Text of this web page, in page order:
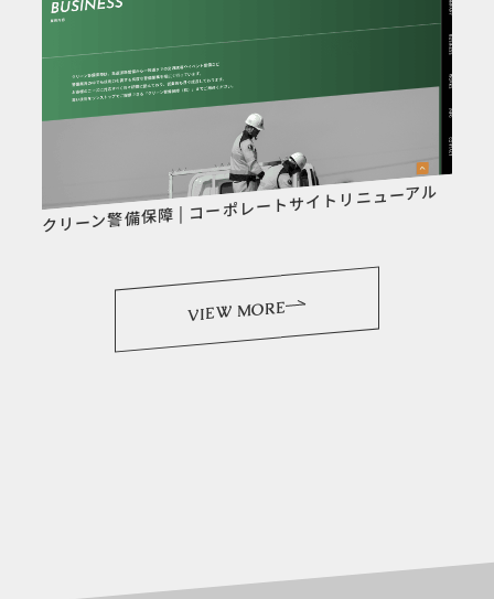
クリーン警備保障 | コーポレートサイトリニューアル
VIEW MORE